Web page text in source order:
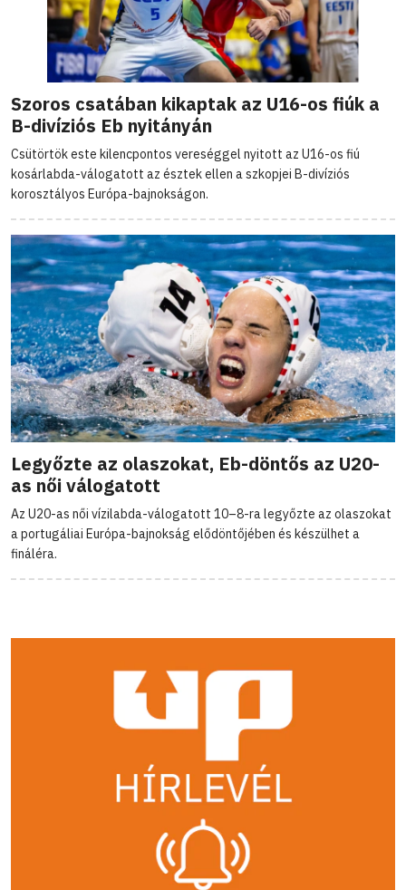
Szoros csatában kikaptak az U16-os fiúk a
B-divíziós Eb nyitányán
Csütörtök este kilencpontos vereséggel nyitott az U16-os fiú
kosárlabda-válogatott az észtek ellen a szkopjei B-divíziós
korosztályos Európa-bajnokságon.
Legyőzte az olaszokat, Eb-döntős az U20-
as női válogatott
Az U20-as női vízilabda-válogatott 10–8-ra legyőzte az olaszokat
a portugáliai Európa-bajnokság elődöntőjében és készülhet a
fináléra.